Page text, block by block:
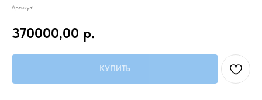
Артикул:
370000,00 р.
КУПИТЬ